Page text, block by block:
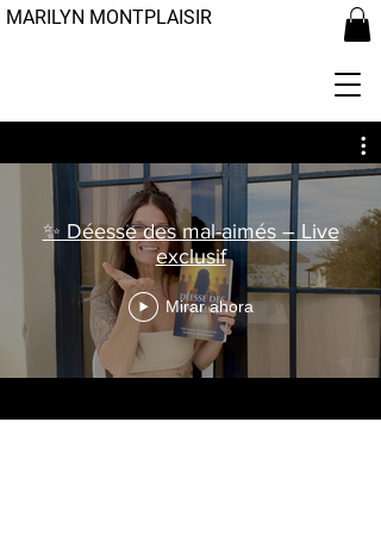
MARILYN MONTPLAISIR
✨ Déesse des mal-aimés – Live
exclusif
Mirar ahora